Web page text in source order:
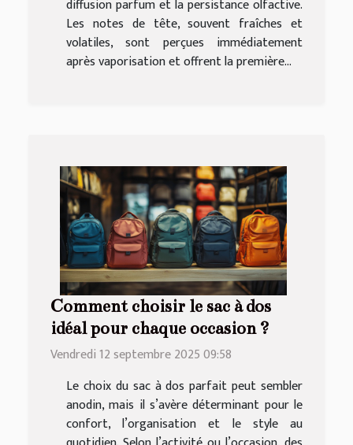
diffusion parfum et la persistance olfactive.
Les notes de tête, souvent fraîches et
volatiles, sont perçues immédiatement
après vaporisation et offrent la première...
Comment choisir le sac à dos
idéal pour chaque occasion ?
Vendredi 12 septembre 2025 09:58
Le choix du sac à dos parfait peut sembler
anodin, mais il s’avère déterminant pour le
confort, l’organisation et le style au